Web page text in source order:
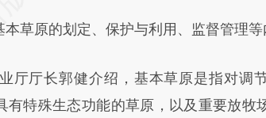
原的划定、保护与利用、监督管理等
厅长郭健介绍，基本草原是指对调
有特殊生态功能的草原，以及重要放牧